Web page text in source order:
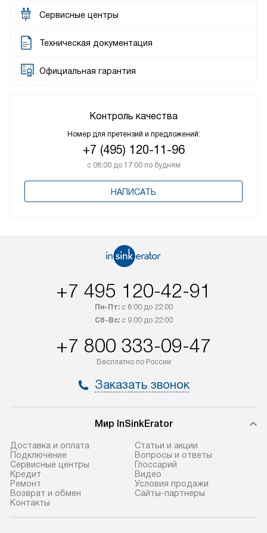
Сервисные центры
Техническая документация
Официальная гарантия
Контроль качества
Номер для претензий и предложений:
+7 (495) 120-11-96
с 08:00 до 17:00 по будням
НАПИСАТЬ
+7 495 120-42-91
Пн-Пт:с 8:00 до 22:00
Сб-Вс:с 9:00 до 22:00
+7 800 333-09-47
Бесплатно по России
Заказать звонок
Мир InSinkErator
Доставка и оплата
Подключение
Сервисные центры
Кредит
Ремонт
Возврат и обмен
Контакты
Статьи и акции
Вопросы и ответы
Глоссарий
Видео
Условия продажи
Сайты-партнеры